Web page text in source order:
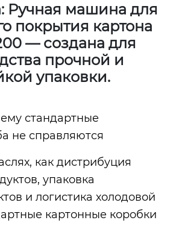
Ручная машина для
покрытия картона
— создана для
прочной и
упаковки.
стандартные
не справляются
как дистрибуция
упаковка
и логистика холодовой
картонные коробки